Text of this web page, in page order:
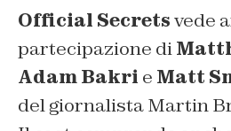
Official Secretsvede
partecipazione di
Adam Bakri e Matt
del giornalista Martin